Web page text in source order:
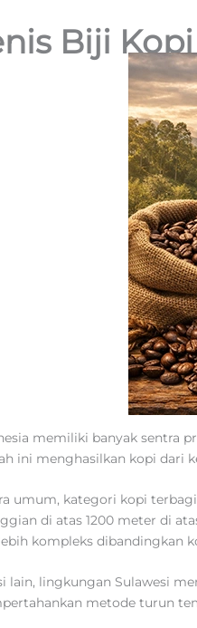
Biji
memiliki banyak sentra
ini menghasilkan kopi dari
umum, kategori kopi
di atas 1200 meter di
kompleks dibandingkan
lain, lingkungan Sulawesi
metode turun